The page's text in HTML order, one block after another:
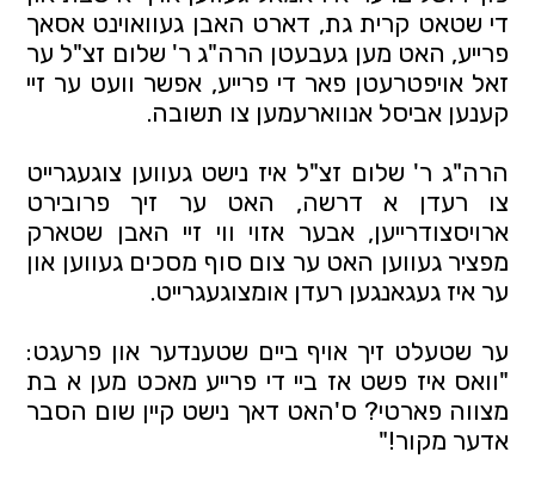
די שטאט קרית גת, דארט האבן געוואוינט אסאך
פרייע, האט מען געבעטן הרה"ג ר' שלום זצ"ל ער
זאל אויפטרעטן פאר די פרייע, אפשר וועט ער זיי
קענען אביסל אנווארעמען צו תשובה.
הרה"ג ר' שלום זצ"ל איז נישט געווען צוגעגרייט
צו רעדן א דרשה, האט ער זיך פרובירט
ארויסצודרייען, אבער אזוי ווי זיי האבן שטארק
מפציר געווען האט ער צום סוף מסכים געווען און
ער איז געגאנגען רעדן אומצוגעגרייט.
ער שטעלט זיך אויף ביים שטענדער און פרעגט:
"וואס איז פשט אז ביי די פרייע מאכט מען א בת
מצווה פארטי? ס'האט דאך נישט קיין שום הסבר
אדער מקור!"